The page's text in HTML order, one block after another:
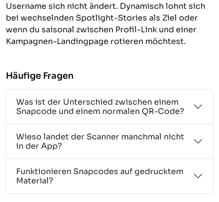
Username sich nicht ändert. Dynamisch lohnt sich
bei wechselnden Spotlight-Stories als Ziel oder
wenn du saisonal zwischen Profil-Link und einer
Kampagnen-Landingpage rotieren möchtest.
Häufige Fragen
Was ist der Unterschied zwischen einem
Snapcode und einem normalen QR-Code?
Wieso landet der Scanner manchmal nicht
in der App?
Funktionieren Snapcodes auf gedrucktem
Material?